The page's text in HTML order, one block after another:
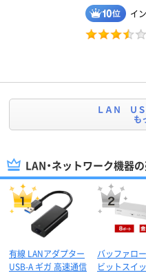
イ
ＬＡＮ Ｕ
も
LAN・ネットワーク機器
有線 LANアダプター
USB-A ギガ 高速通信
バッファロ
ビットスイ